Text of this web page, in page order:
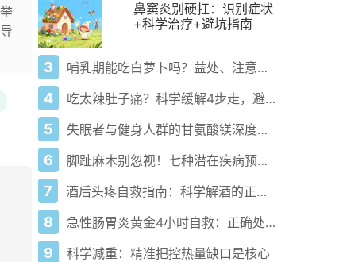
鼻窦炎别硬扛：识别症状
+科学治疗+避坑指南
3 哺乳期能吃白萝卜吗？益处、注意事项一次说清
4 吃太辣肚子痛？科学缓解4步走，避免“辣出胃炎”
5 失眠者与健身人群的甘氨酸镁深度指南：从助眠到缓解肌肉酸痛
6 脚趾麻木别忽视！七种潜在疾病预警，早干预避免恶化！
7 酒后头疼自救指南：科学解酒的正确打开方式
8 急性肠胃炎黄金4小时自救：正确处置与误区避坑关键
9 科学减重：精准把控热量缺口是核心